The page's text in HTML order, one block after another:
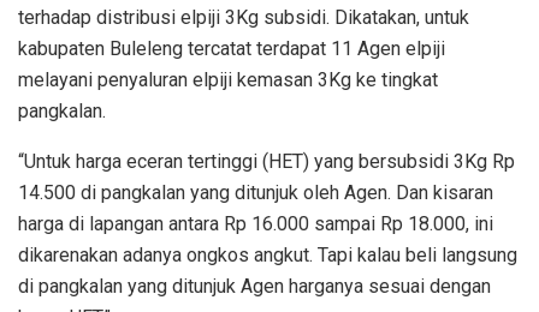
terhadap distribusi elpiji 3Kg subsidi. Dikatakan, untuk
kabupaten Buleleng tercatat terdapat 11 Agen elpiji
melayani penyaluran elpiji kemasan 3Kg ke tingkat
pangkalan.
“Untuk harga eceran tertinggi (HET) yang bersubsidi 3Kg Rp
14.500 di pangkalan yang ditunjuk oleh Agen. Dan kisaran
harga di lapangan antara Rp 16.000 sampai Rp 18.000, ini
dikarenakan adanya ongkos angkut. Tapi kalau beli langsung
di pangkalan yang ditunjuk Agen harganya sesuai dengan